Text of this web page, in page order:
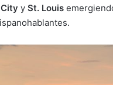
y St. Louis